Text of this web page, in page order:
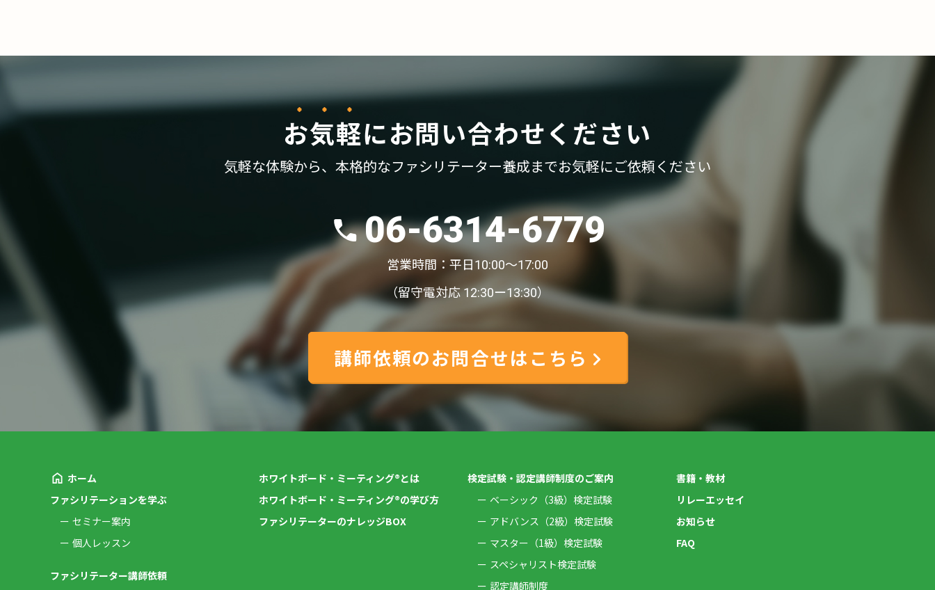
お気軽にお問い合わせください
気軽な体験から、 本格的なファシリテーター養成までお気軽にご依頼ください
06-6314-6779
営業時間：平日10:00〜17:00
（留守電対応 12:30ー13:30）
講師依頼のお問合せはこちら
ホーム
ファシリテーションを学ぶ
セミナー案内
個人レッスン
ファシリテーター講師依頼
ホワイトボード・ミーティング®とは
ホワイトボード・ミーティング®の学び方
ファシリテーターのナレッジBOX
検定試験・認定講師制度のご案内
ベーシック（3級）検定試験
アドバンス（2級）検定試験
マスター（1級）検定試験
スペシャリスト検定試験
認定講師制度
書籍・教材
リレーエッセイ
お知らせ
FAQ